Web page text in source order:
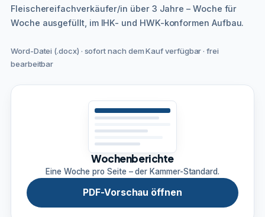
Fleischereifachverkäufer/in über 3 Jahre – Woche für
Woche ausgefüllt, im IHK- und HWK-konformen Aufbau.
Word-Datei (.docx) · sofort nach dem Kauf verfügbar · frei
bearbeitbar
Wochenberichte
Eine Woche pro Seite – der Kammer-Standard.
PDF-Vorschau öffnen